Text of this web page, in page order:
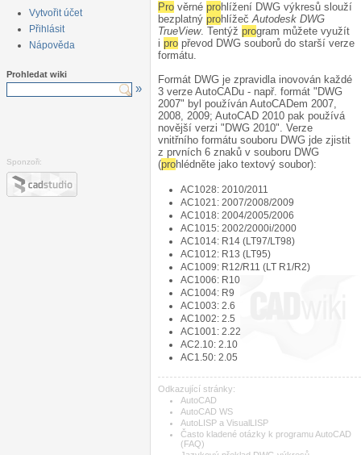
Vytvořit účet
Přihlásit
Nápověda
Prohledat wiki
»
Sponzoři:
Pro věrné prohlížení DWG výkresů slouží
bezplatný prohlížečAutodesk DWG
TrueView. Tentýž program můžete využít
i pro převod DWG souborů do starší verze
formátu.
Formát DWG je zpravidla inovován každé
3 verze AutoCADu - např. formát "DWG
2007" byl používán AutoCADem 2007,
2008, 2009; AutoCAD 2010 pak používá
novější verzi "DWG 2010". Verze
vnitřního formátu souboru DWG jde zjistit
z prvních 6 znaků v souboru DWG
(prohlédněte jako textový soubor):
AC1028: 2010/2011
AC1021: 2007/2008/2009
AC1018: 2004/2005/2006
AC1015: 2002/2000i/2000
AC1014: R14 (LT97/LT98)
AC1012: R13 (LT95)
AC1009: R12/R11 (LT R1/R2)
AC1006: R10
AC1004: R9
AC1003: 2.6
AC1002: 2.5
AC1001: 2.22
AC2.10: 2.10
AC1.50: 2.05
Odkazující stránky:
AutoCAD
AutoCAD WS
AutoLISP a VisualLISP
Často kladené otázky k programu AutoCAD
(FAQ)